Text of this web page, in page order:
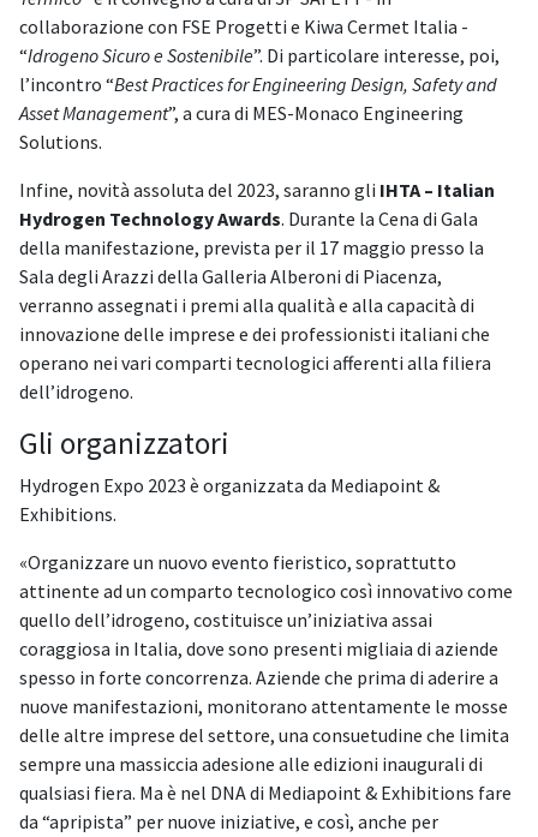
collaborazione con FSE Progetti e Kiwa Cermet Italia -
“Idrogeno Sicuro e Sostenibile”. Di particolare interesse, poi,
l’incontro “Best Practices for Engineering Design, Safety and
Asset Management”, a cura di MES-Monaco Engineering
Solutions.
Infine, novità assoluta del 2023, saranno gli IHTA – Italian
Hydrogen Technology Awards. Durante la Cena di Gala
della manifestazione, prevista per il 17 maggio presso la
Sala degli Arazzi della Galleria Alberoni di Piacenza,
verranno assegnati i premi alla qualità e alla capacità di
innovazione delle imprese e dei professionisti italiani che
operano nei vari comparti tecnologici afferenti alla filiera
dell’idrogeno.
Gli organizzatori
Hydrogen Expo 2023 è organizzata da Mediapoint &
Exhibitions.
«Organizzare un nuovo evento fieristico, soprattutto
attinente ad un comparto tecnologico così innovativo come
quello dell’idrogeno, costituisce un’iniziativa assai
coraggiosa in Italia, dove sono presenti migliaia di aziende
spesso in forte concorrenza. Aziende che prima di aderire a
nuove manifestazioni, monitorano attentamente le mosse
delle altre imprese del settore, una consuetudine che limita
sempre una massiccia adesione alle edizioni inaugurali di
qualsiasi fiera. Ma è nel DNA di Mediapoint & Exhibitions fare
da “apripista” per nuove iniziative, e così, anche per